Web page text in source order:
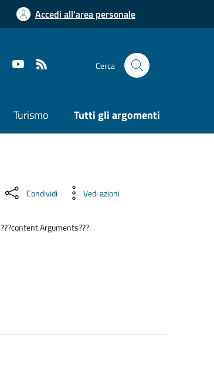
Accedi all'area personale
Cerca
Turismo Tutti gli argomenti
Condividi Vedi azioni
???content.Arguments???: